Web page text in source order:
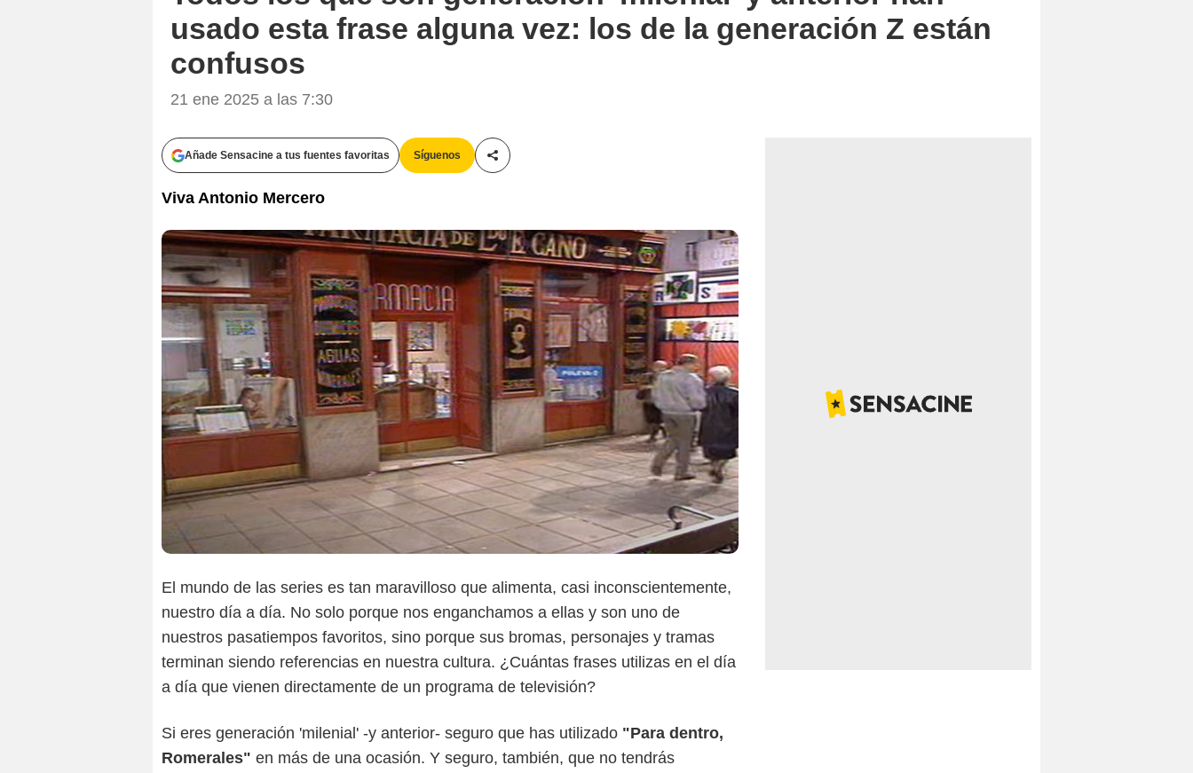
usado esta frase alguna vez: los de la generación Z están
confusos
21 ene 2025 a las 7:30
Añade Sensacine a tus fuentes favoritas Síguenos
Compartir esta noticia
Viva Antonio Mercero
El mundo de las series es tan maravilloso que alimenta, casi inconscientemente,
nuestro día a día. No solo porque nos enganchamos a ellas y son uno de
nuestros pasatiempos favoritos, sino porque sus bromas, personajes y tramas
terminan siendo referencias en nuestra cultura. ¿Cuántas frases utilizas en el día
a día que vienen directamente de un programa de televisión?
Si eres generación 'milenial' -y anterior- seguro que has utilizado "Para dentro,
Romerales" en más de una ocasión. Y seguro, también, que no tendrás